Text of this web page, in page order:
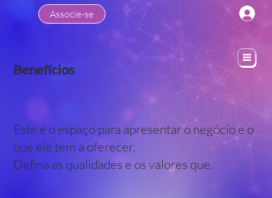
Associe-se
Benefícios
Este é o espaço para apresentar o negócio e o
que ele tem a oferecer.
Defina as qualidades e os valores que.